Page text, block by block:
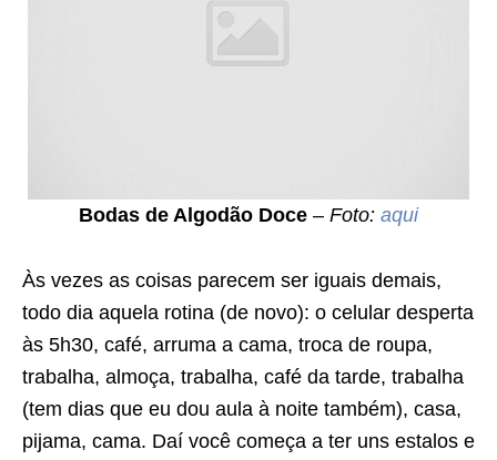
Bodas de Algodão Doce – Foto: aqui
Às vezes as coisas parecem ser iguais demais,
todo dia aquela rotina (de novo): o celular desperta
às 5h30, café, arruma a cama, troca de roupa,
trabalha, almoça, trabalha, café da tarde, trabalha
(tem dias que eu dou aula à noite também), casa,
pijama, cama. Daí você começa a ter uns estalos e